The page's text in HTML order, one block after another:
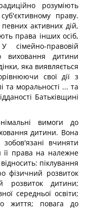
розуміють
праву.
активних дій,
права інших осіб,
сімейно-правовій
виховання дитини
яка виявляється
свої дії з
та моральності ... та
Батьківщині
вимоги до
дитини. Вона
зобов'язані вчиняти
права на належне
піклування
фізичний розвиток
розвиток дитини;
середньої освіти;
життя; повага до